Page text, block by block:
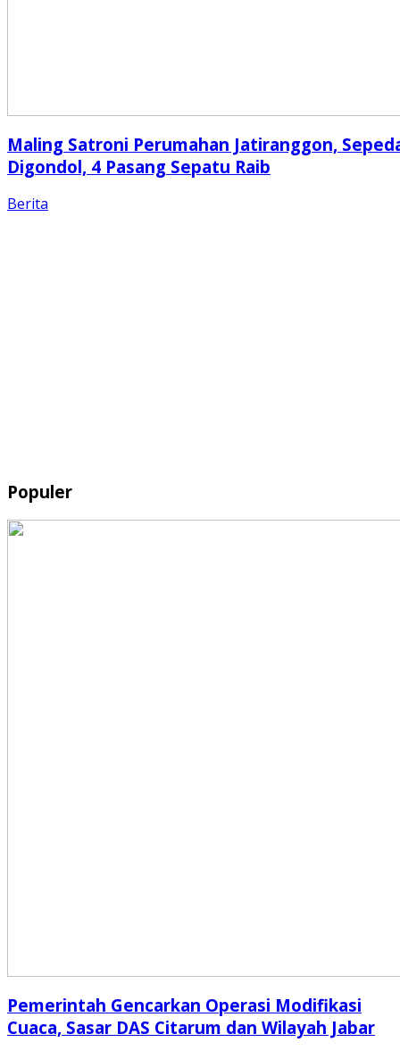
Maling Satroni Perumahan Jatiranggon,
Digondol, 4 Pasang Sepatu Raib
Berita
Populer
Pemerintah Gencarkan Operasi Modifikasi
Cuaca, Sasar DAS Citarum dan Wilayah Jabar